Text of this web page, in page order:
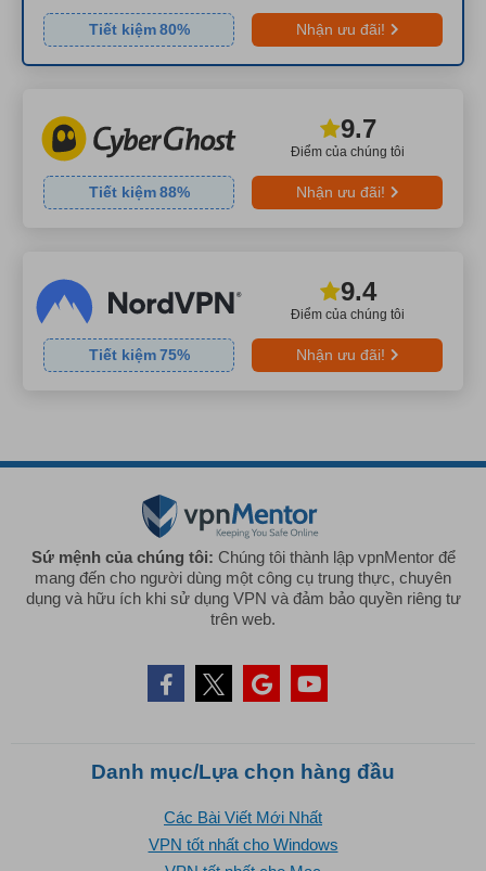
Tiết kiệm 80% Nhận ưu đãi!
Điểm của chúng tôi
9.7
Tiết kiệm 88% Nhận ưu đãi!
Điểm của chúng tôi
9.4
Tiết kiệm 75% Nhận ưu đãi!
Sứ mệnh của chúng tôi: Chúng tôi thành lập vpnMentor để
mang đến cho người dùng một công cụ trung thực, chuyên
dụng và hữu ích khi sử dụng VPN và đảm bảo quyền riêng tư
trên web.
Danh mục/Lựa chọn hàng đầu
Các Bài Viết Mới Nhất
VPN tốt nhất cho Windows